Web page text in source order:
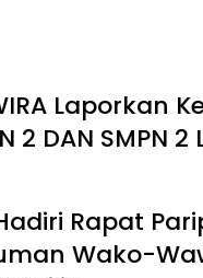
Laporkan
2 DAN SMPN
Rapat
Wako-